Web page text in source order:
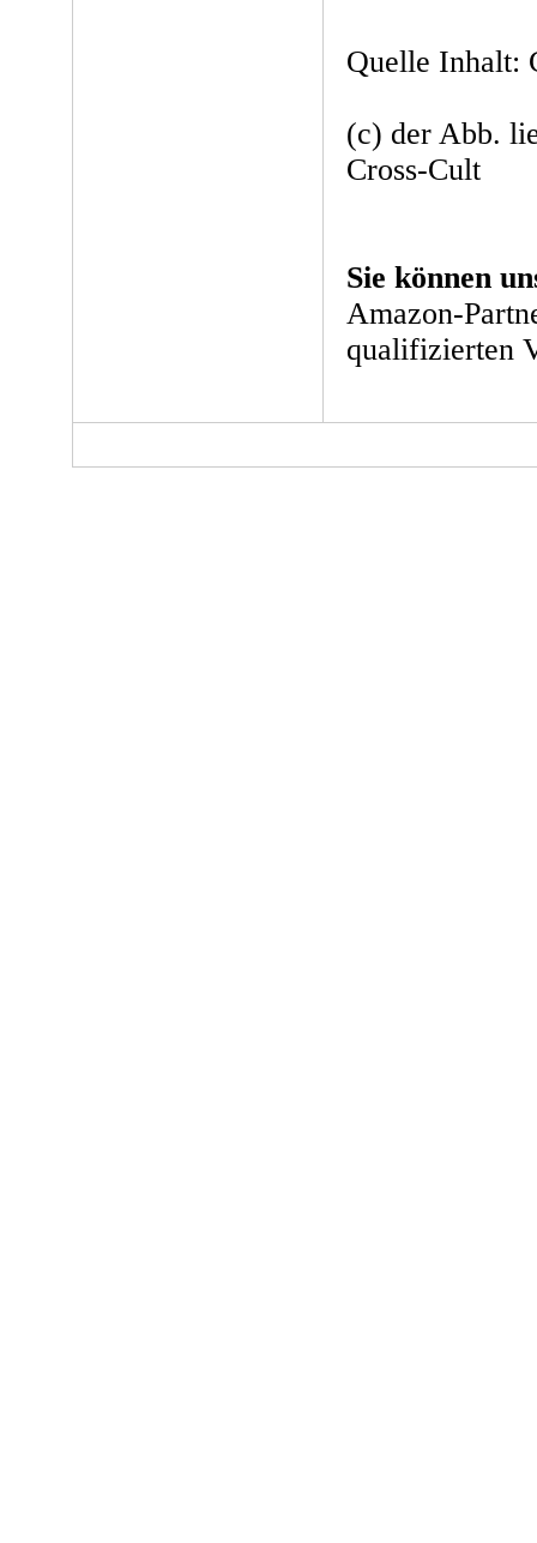
Quelle Inhalt:
(c) der Abb.
Cross-Cult
Sie können
Amazon-
qualifizierten